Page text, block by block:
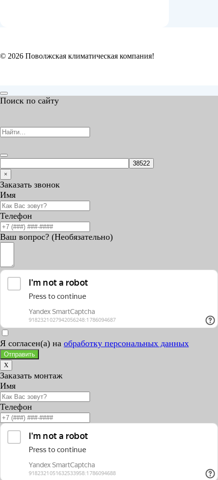
© 2026 Поволжская климатическая компания!
Поиск по сайту
for:
×
Заказать звонок
Имя
Телефон
Ваш вопрос? (Необязательно)
Я согласен(а) на обработку персональных данных
Отправить
X
Заказать монтаж
Имя
Телефон